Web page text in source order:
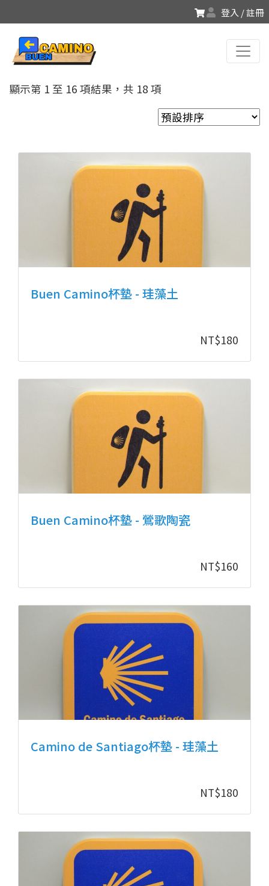
登入 / 註冊
顯示第 1 至 16 項結果，共 18 項
Buen Camino杯墊 - 珪藻土
NT$180
Buen Camino杯墊 - 鶯歌陶瓷
NT$160
Camino de Santiago杯墊 - 珪藻土
NT$180